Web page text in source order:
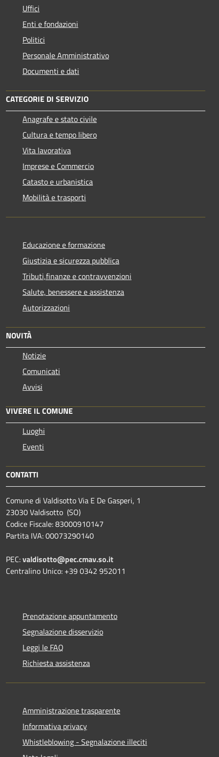
Uffici
Enti e fondazioni
Politici
Personale Amministrativo
Documenti e dati
CATEGORIE DI SERVIZIO
Anagrafe e stato civile
Cultura e tempo libero
Vita lavorativa
Imprese e Commercio
Catasto e urbanistica
Mobilità e trasporti
Educazione e formazione
Giustizia e sicurezza pubblica
Tributi,finanze e contravvenzioni
Salute, benessere e assistenza
Autorizzazioni
NOVITÀ
Notizie
Comunicati
Avvisi
VIVERE IL COMUNE
Luoghi
Eventi
CONTATTI
Comune di Valdisotto Via E De Gasperi, 1
23030 Valdisotto (SO)
Codice Fiscale: 83000910147
Partita IVA: 00073290140
PEC:valdisotto@pec.cmav.so.it
Centralino Unico: +39 0342 952011
Prenotazione appuntamento
Segnalazione disservizio
Leggi le FAQ
Richiesta assistenza
Amministrazione trasparente
Informativa privacy
Whistleblowing - Segnalazione illeciti